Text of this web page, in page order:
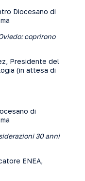
Diocesano di
coprirono
Presidente del
(in attesa di
di
30 anni
ENEA,